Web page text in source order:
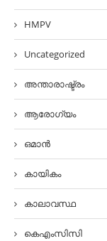
HMPV
Uncategorized
അന്താരാഷ്ട്രം
ആരോഗ്യം
ഒമാൻ
കായികം
കാലാവസ്ഥ
കെഎംസിസി